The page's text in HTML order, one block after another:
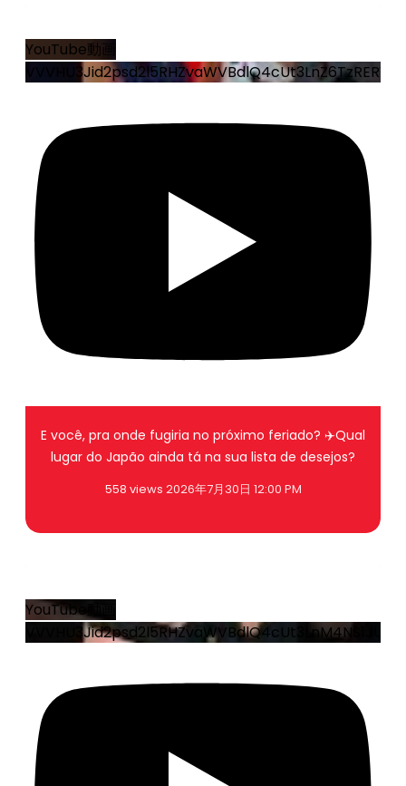
YouTube動画
E você, pra onde fugiria no próximo feriado? ✈️Qual
lugar do Japão ainda tá na sua lista de desejos?
558 views 2026年7月30日 12:00 PM
YouTube動画